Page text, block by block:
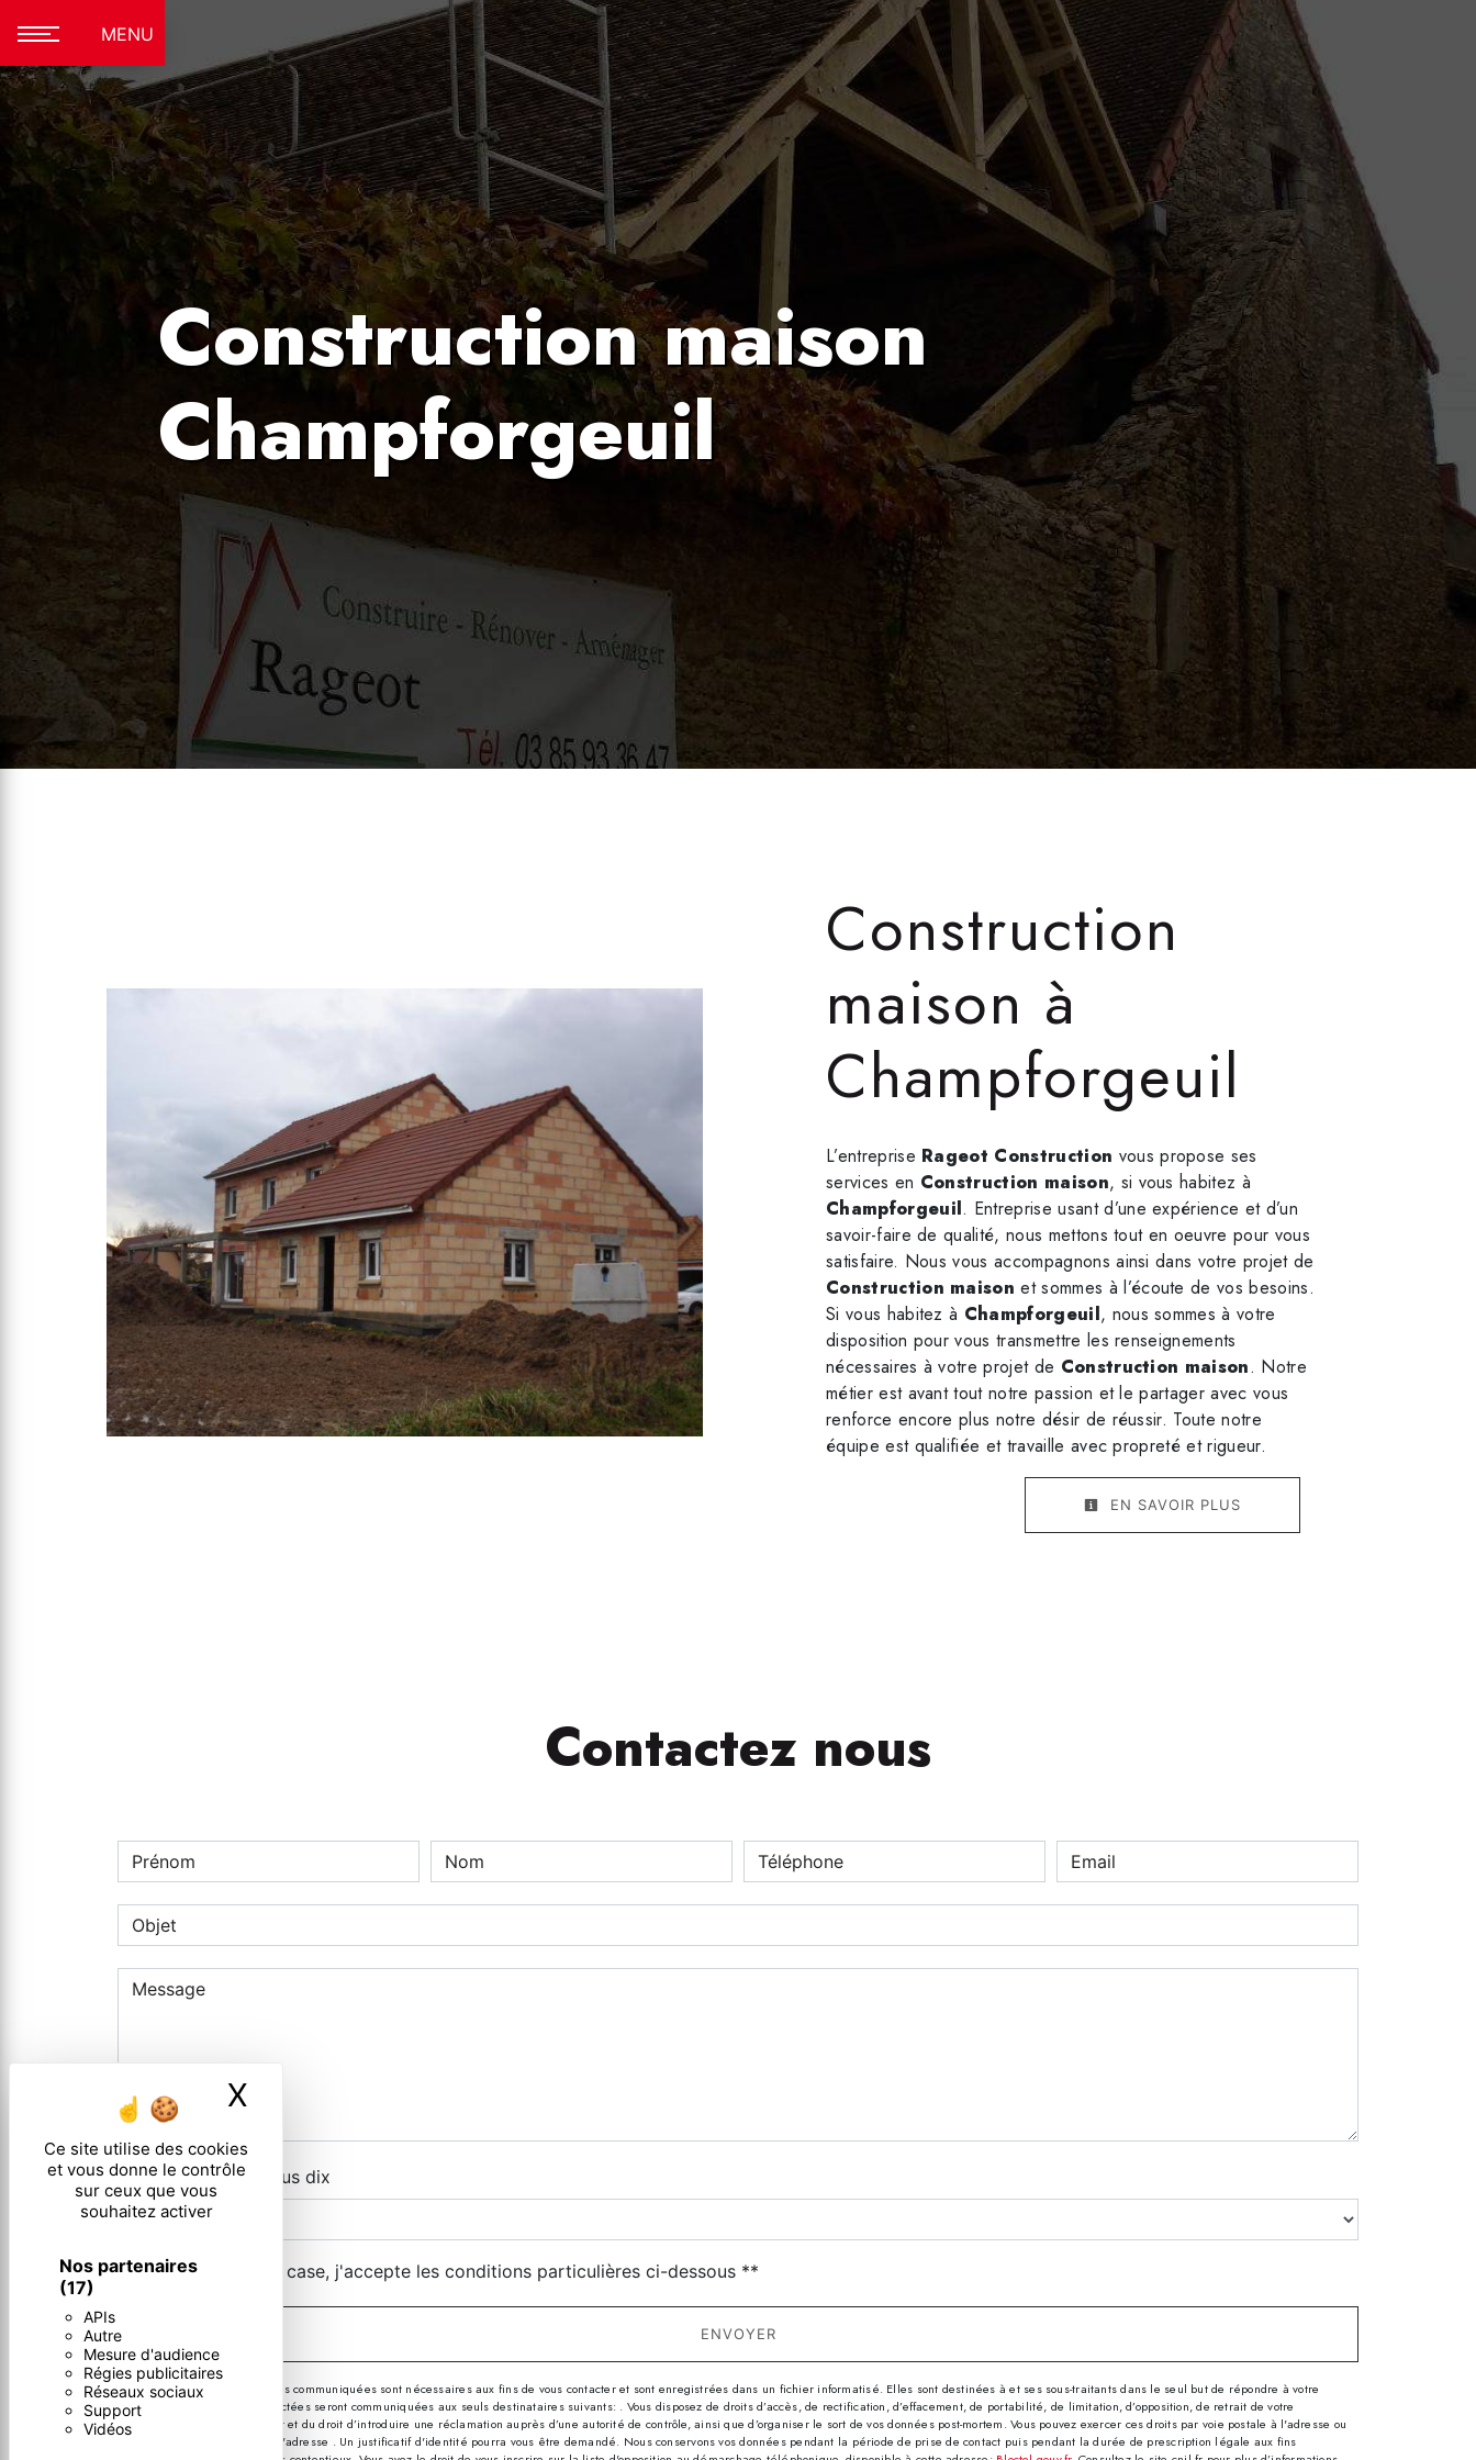
Ce site utilise des cookies
et vous donne le contrôle
sur ceux que vous
souhaitez activer
Nos partenaires
(17)
APIs
Autre
Mesure d'audience
Régies publicitaires
Réseaux sociaux
Support
Vidéos
X
MENU
Construction maison
Champforgeuil
Construction
maison à
Champforgeuil
L’entreprise Rageot Construction vous propose ses
services en Construction maison, si vous habitez à
Champforgeuil. Entreprise usant d’une expérience et d’un
savoir-faire de qualité, nous mettons tout en oeuvre pour vous
satisfaire. Nous vous accompagnons ainsi dans votre projet de
Construction maison et sommes à l’écoute de vos besoins.
Si vous habitez à Champforgeuil, nous sommes à votre
disposition pour vous transmettre les renseignements
nécessaires à votre projet de Construction maison. Notre
métier est avant tout notre passion et le partager avec vous
renforce encore plus notre désir de réussir. Toute notre
équipe est qualifiée et travaille avec propreté et rigueur.
EN SAVOIR PLUS
Contactez nous
Combien font six plus dix
En cochant cette case, j'accepte les conditions particulières ci-dessous **
ENVOYER
** Les données personnelles communiquées sont nécessaires aux fins de vous contacter et sont enregistrées dans un fichier informatisé. Elles sont destinées à et ses sous-traitants dans le seul but de répondre à votre
message. Les données collectées seront communiquées aux seuls destinataires suivants: . Vous disposez de droits d’accès, de rectification, d’effacement, de portabilité, de limitation, d’opposition, de retrait de votre
consentement à tout moment et du droit d’introduire une réclamation auprès d’une autorité de contrôle, ainsi que d’organiser le sort de vos données post-mortem. Vous pouvez exercer ces droits par voie postale à l'adresse ou
par courrier électronique à l'adresse . Un justificatif d'identité pourra vous être demandé. Nous conservons vos données pendant la période de prise de contact puis pendant la durée de prescription légale aux fins